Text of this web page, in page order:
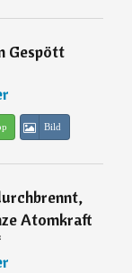
Gespött
Bild
Atomkraft